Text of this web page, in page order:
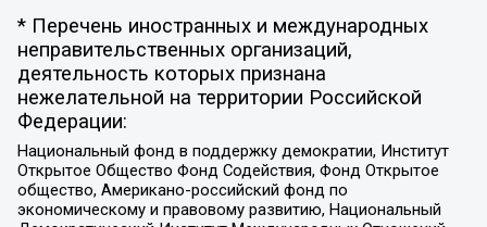
* Перечень иностранных и международных
неправительственных организаций,
деятельность которых признана
нежелательной на территории Российской
Федерации:
Национальный фонд в поддержку демократии, Институт
Открытое Общество Фонд Содействия, Фонд Открытое
общество, Американо-российский фонд по
экономическому и правовому развитию, Национальный